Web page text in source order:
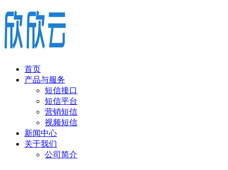
首页
产品与服务
短信接口
短信平台
营销短信
视频短信
新闻中心
关于我们
公司简介